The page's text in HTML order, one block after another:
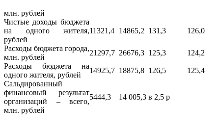
млн. рублей
Чистые доходы бюджета
на одного жителя,
рублей
11321,4 14865,2 131,3 126,0
Расходы бюджета города,
млн. рублей
21297,7 26676,3 125,3
124,2
Расходы бюджета на
одного жителя, рублей
14925,7 18875,8 126,5
125,4
Сальдированный
финансовый результат
организаций – всего,
млн. рублей
5444,3 14 005,3 в 2,5 р